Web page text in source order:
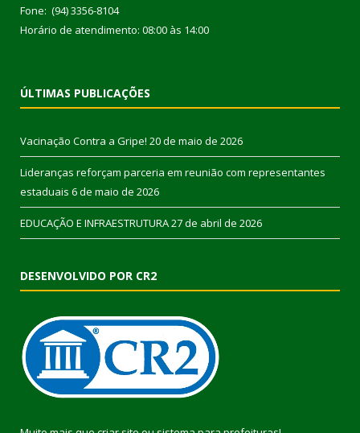
Fone: (94) 3356-8104
Horário de atendimento: 08:00 às 14:00
ÚLTIMAS PUBLICAÇÕES
Vacinação Contra a Gripe! 20 de maio de 2026
Lideranças reforçam parceria em reunião com representantes
estaduais 6 de maio de 2026
EDUCAÇÃO E INFRAESTRUTURA27 de abril de 2026
DESENVOLVIDO POR CR2